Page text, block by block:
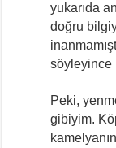
yukarıda
doğru
söyleyince
Peki,
gibiyim.